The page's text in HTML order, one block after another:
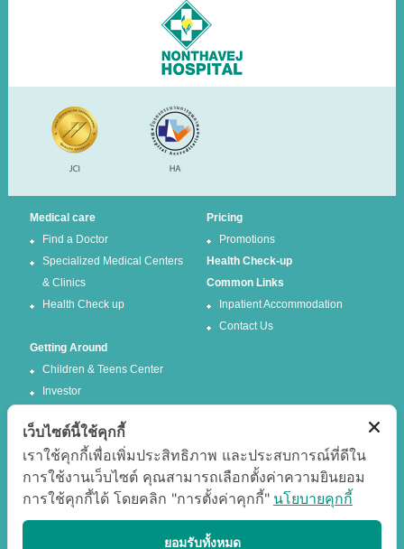
Medical care
Find a Doctor
Specialized Medical Centers
& Clinics
Health Check up
Pricing
Promotions
Health Check-up
Common Links
Inpatient Accommodation
Contact Us
Getting Around
Children & Teens Center
Investor
Facebook Twitter
เว็บไซต์นี้ใช้คุกกี้
เราใช้คุกกี้เพื่อเพิ่มประสิทธิภาพ และประสบการณ์ที่ดีใน
การใช้งานเว็บไซต์ คุณสามารถเลือกตั้งค่าความยินยอม
การใช้คุกกี้ได้ โดยคลิก "การตั้งค่าคุกกี้" นโยบายคุกกี้
ยอมรับทั้งหมด